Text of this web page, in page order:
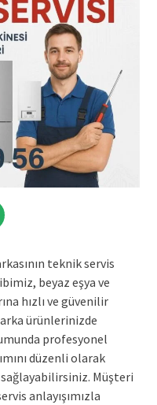
teknik servis
beyaz eşya ve
hızlı ve güvenilir
ürünlerinizde
profesyonel
düzenli olarak
Müşteri
anlayışımızla